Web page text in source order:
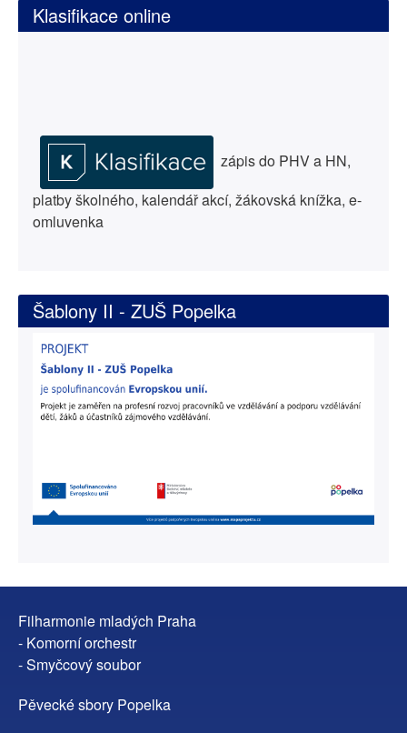
Klasifikace online
zápis do PHV a HN,
platby školného, kalendář akcí, žákovská knížka, e-
omluvenka
Šablony II - ZUŠ Popelka
Filharmonie mladých Praha
- Komorní orchestr
- Smyčcový soubor
Pěvecké sbory Popelka